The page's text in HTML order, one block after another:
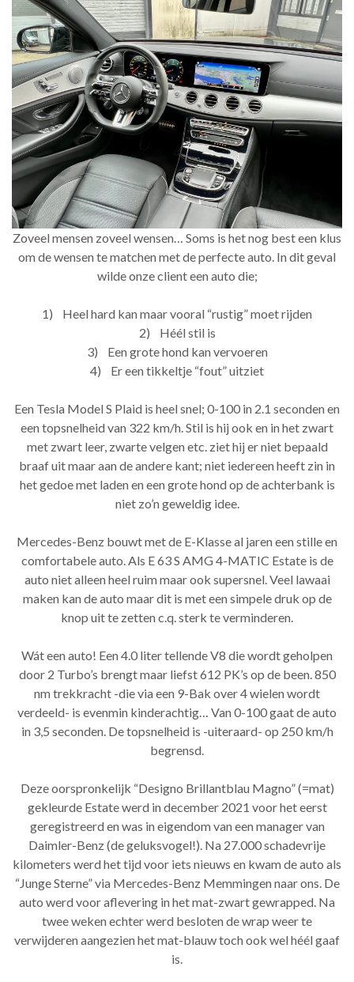
Zoveel mensen zoveel wensen… Soms is het nog best een klus
om de wensen te matchen met de perfecte auto. In dit geval
wilde onze client een auto die;
1) Heel hard kan maar vooral “rustig” moet rijden
2) Héél stil is
3) Een grote hond kan vervoeren
4) Er een tikkeltje “fout” uitziet
Een Tesla Model S Plaid is heel snel; 0-100 in 2.1 seconden en
een topsnelheid van 322 km/h. Stil is hij ook en in het zwart
met zwart leer, zwarte velgen etc. ziet hij er niet bepaald
braaf uit maar aan de andere kant; niet iedereen heeft zin in
het gedoe met laden en een grote hond op de achterbank is
niet zo’n geweldig idee.
Mercedes-Benz bouwt met de E-Klasse al jaren een stille en
comfortabele auto. Als E 63 S AMG 4-MATIC Estate is de
auto niet alleen heel ruim maar ook supersnel. Veel lawaai
maken kan de auto maar dit is met een simpele druk op de
knop uit te zetten c.q. sterk te verminderen.
Wát een auto! Een 4.0 liter tellende V8 die wordt geholpen
door 2 Turbo’s brengt maar liefst 612 PK’s op de been. 850
nm trekkracht -die via een 9-Bak over 4 wielen wordt
verdeeld- is evenmin kinderachtig… Van 0-100 gaat de auto
in 3,5 seconden. De topsnelheid is -uiteraard- op 250 km/h
begrensd.
Deze oorspronkelijk “Designo Brillantblau Magno” (=mat)
gekleurde Estate werd in december 2021 voor het eerst
geregistreerd en was in eigendom van een manager van
Daimler-Benz (de geluksvogel!). Na 27.000 schadevrije
kilometers werd het tijd voor iets nieuws en kwam de auto als
“Junge Sterne” via Mercedes-Benz Memmingen naar ons. De
auto werd voor aflevering in het mat-zwart gewrapped. Na
twee weken echter werd besloten de wrap weer te
verwijderen aangezien het mat-blauw toch ook wel héél gaaf
is.